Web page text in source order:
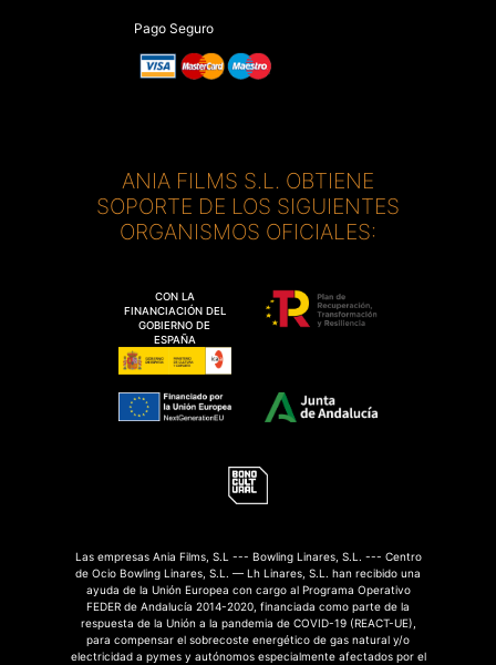
Pago Seguro
ANIA FILMS S.L. OBTIENE
SOPORTE DE LOS SIGUIENTES
ORGANISMOS OFICIALES:
CON LA
FINANCIACIÓN DEL
GOBIERNO DE
ESPAÑA
Las empresas Ania Films, S.L --- Bowling Linares, S.L. --- Centro
de Ocio Bowling Linares, S.L. — Lh Linares, S.L. han recibido una
ayuda de la Unión Europea con cargo al Programa Operativo
FEDER de Andalucía 2014-2020, financiada como parte de la
respuesta de la Unión a la pandemia de COVID-19 (REACT-UE),
para compensar el sobrecoste energético de gas natural y/o
electricidad a pymes y autónomos especialmente afectados por el